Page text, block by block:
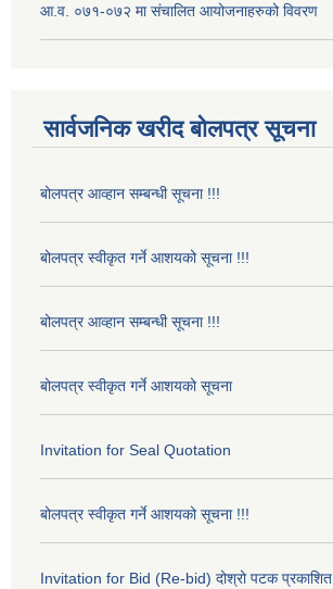
आ.व. ०७१-०७२ मा संचालित आयोजनाहरुको विवरण
सार्वजनिक खरीद बोलपत्र सूचना
बोलपत्र आव्हान सम्बन्धी सूचना !!!
बोलपत्र स्वीकृत गर्ने आशयको सूचना !!!
बोलपत्र आव्हान सम्बन्धी सूचना !!!
बोलपत्र स्वीकृत गर्ने आशयको सूचना
Invitation for Seal Quotation
बोलपत्र स्वीकृत गर्ने आशयको सूचना !!!
Invitation for Bid (Re-bid) दोश्रो पटक प्रकाशित